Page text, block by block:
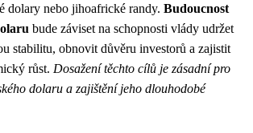
dolary nebo jihoafrické randy. Budoucnost
bude záviset na schopnosti vlády udržet
stabilitu, obnovit důvěru investorů a zajistit
růst. Dosažení těchto cílů je zásadní pro
dolaru a zajištění jeho dlouhodobé